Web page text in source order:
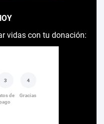
vidas con tu donación: